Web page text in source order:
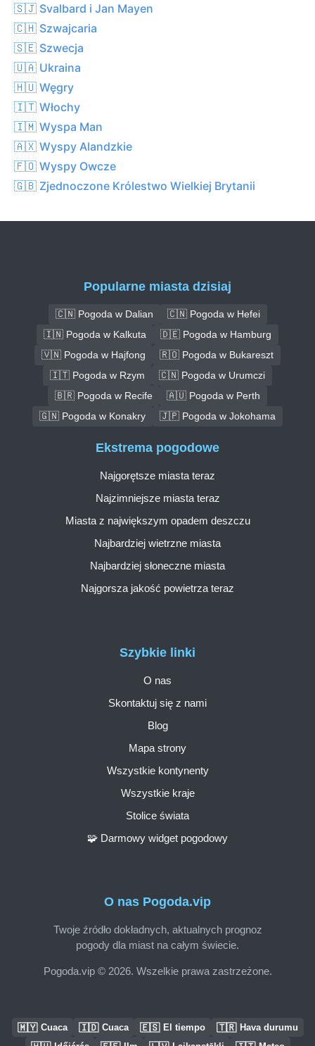
🇸🇯 Svalbard i Jan Mayen
🇨🇭 Szwajcaria
🇸🇪 Szwecja
🇺🇦 Ukraina
🇭🇺 Węgry
🇮🇹 Włochy
🇮🇲 Wyspa Man
🇦🇽 Wyspy Alandzkie
🇫🇴 Wyspy Owcze
🇬🇧 Zjednoczone Królestwo Wielkiej Brytanii
Popularne miasta dzisiaj
🇨🇳 Pogoda w Dalian
🇨🇳 Pogoda w Hefei
🇮🇳 Pogoda w Kalkuta
🇩🇪 Pogoda w Hamburg
🇻🇳 Pogoda w Hajfong
🇷🇴 Pogoda w Bukareszt
🇮🇹 Pogoda w Rzym
🇨🇳 Pogoda w Urumczi
🇧🇷 Pogoda w Recife
🇦🇺 Pogoda w Perth
🇬🇳 Pogoda w Konakry
🇯🇵 Pogoda w Jokohama
O nas Pogoda.vip
Twoje źródło dokładnych, aktualnych prognoz
pogody dla miast na całym świecie.
Pogoda.vip © 2026. Wszelkie prawa zastrzeżone.
Szybkie linki
O nas
Skontaktuj się z nami
Blog
Mapa strony
Wszystkie kontynenty
Wszystkie kraje
Stolice świata
🧩 Darmowy widget pogodowy
Ekstrema pogodowe
Najgorętsze miasta teraz
Najzimniejsze miasta teraz
Miasta z największym opadem deszczu
Najbardziej wietrzne miasta
Najbardziej słoneczne miasta
Najgorsza jakość powietrza teraz
🇲🇾 Cuaca 🇮🇩 Cuaca 🇪🇸 El tiempo 🇹🇷 Hava durumu